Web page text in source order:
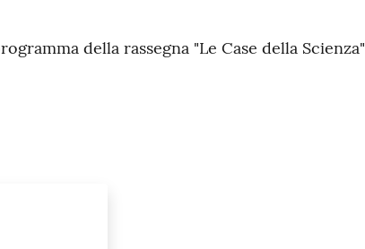
della rassegna "Le Case della Scienza"